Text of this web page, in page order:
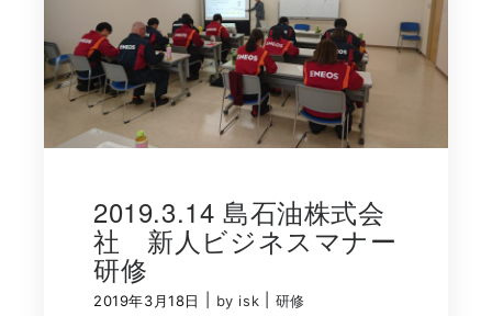
2019.3.14 島石油株式会
社 新人ビジネスマナー
研修
2019年3月18日 by isk 研修